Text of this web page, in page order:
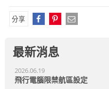
分享
最新消息
2026.06.19
飛行電腦限禁航區設定